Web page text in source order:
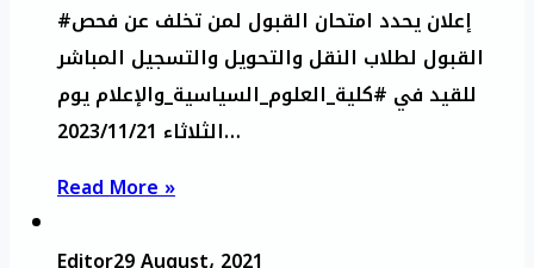
#إعلان يحدد امتحان القبول لمن تخلف عن فحص
القبول لطلاب النقل والتحويل والتسجيل المباشر
للقيد في #كلية_العلوم_السياسية_والإعلام يوم
الثلاثاء 2023/11/21…
Read More »